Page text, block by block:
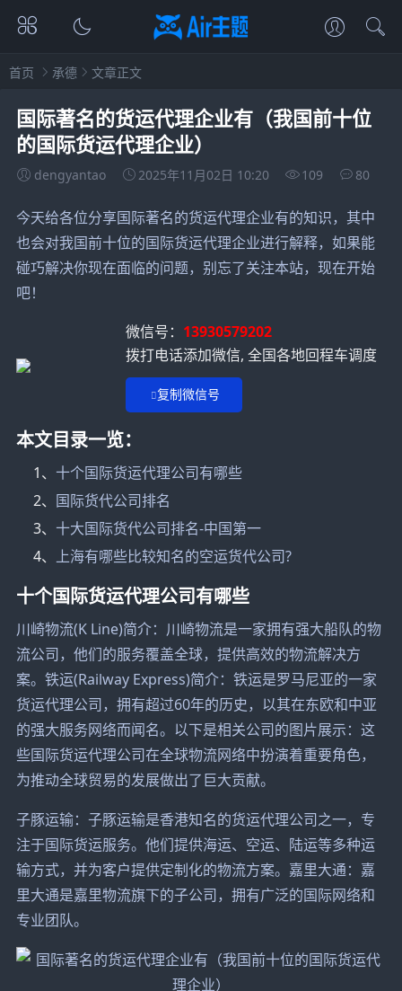
首页 承德 文章正文
国际著名的货运代理企业有（我国前十位
的国际货运代理企业）
dengyantao 2025年11月02日 10:20 109 80
今天给各位分享国际著名的货运代理企业有的知识，其中
也会对我国前十位的国际货运代理企业进行解释，如果能
碰巧解决你现在面临的问题，别忘了关注本站，现在开始
吧！
微信号： 13930579202
拨打电话添加微信, 全国各地回程车调度
复制微信号
本文目录一览：
1、 十个国际货运代理公司有哪些
2、 国际货代公司排名
3、 十大国际货代公司排名-中国第一
4、 上海有哪些比较知名的空运货代公司?
十个国际货运代理公司有哪些
川崎物流(K Line)简介：川崎物流是一家拥有强大船队的物
流公司，他们的服务覆盖全球，提供高效的物流解决方
案。铁运(Railway Express)简介：铁运是罗马尼亚的一家
货运代理公司，拥有超过60年的历史，以其在东欧和中亚
的强大服务网络而闻名。以下是相关公司的图片展示：这
些国际货运代理公司在全球物流网络中扮演着重要角色，
为推动全球贸易的发展做出了巨大贡献。
子豚运输：子豚运输是香港知名的货运代理公司之一，专
注于国际货运服务。他们提供海运、空运、陆运等多种运
输方式，并为客户提供定制化的物流方案。嘉里大通：嘉
里大通是嘉里物流旗下的子公司，拥有广泛的国际网络和
专业团队。